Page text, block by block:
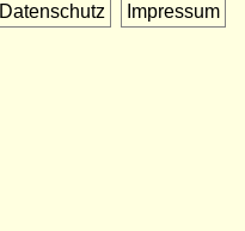
Datenschutz Impressum